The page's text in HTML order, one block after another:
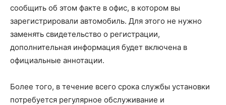
сообщить об этом факте в офис, в котором вы
зарегистрировали автомобиль. Для этого не нужно
заменять свидетельство о регистрации,
дополнительная информация будет включена в
официальные аннотации.
Более того, в течение всего срока службы установки
потребуется регулярное обслуживание и